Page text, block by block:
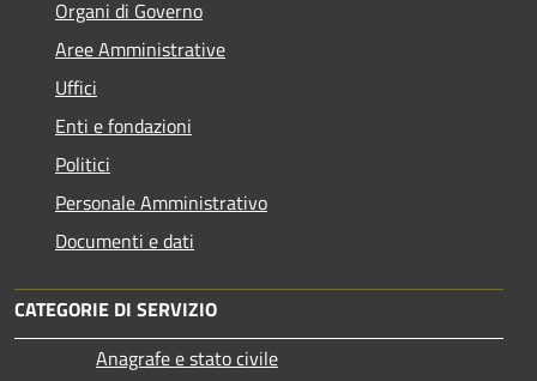
Organi di Governo
Aree Amministrative
Uffici
Enti e fondazioni
Politici
Personale Amministrativo
Documenti e dati
CATEGORIE DI SERVIZIO
Anagrafe e stato civile